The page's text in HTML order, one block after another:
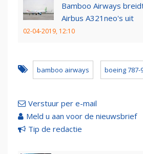
Bamboo Airways
Airbus A321neo's uit
02-04-2019, 12:10
bamboo airways boeing
Verstuur per e-mail
Meld u aan voor de nieuwsbrief
Tip de redactie